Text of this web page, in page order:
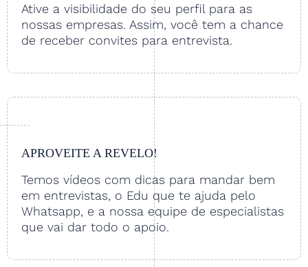
Ative a visibilidade do seu perfil para as
nossas empresas. Assim, você tem a chance
de receber convites para entrevista.
APROVEITE A REVELO!
Temos vídeos com dicas para mandar bem
em entrevistas, o Edu que te ajuda pelo
Whatsapp, e a nossa equipe de especialistas
que vai dar todo o apoio.